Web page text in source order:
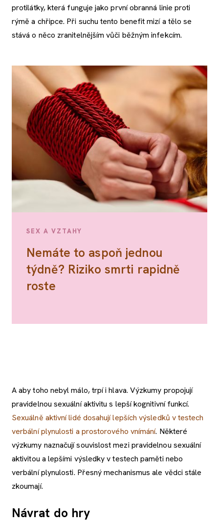
protilátky, která funguje jako první obranná linie proti
rýmě a chřipce. Při suchu tento benefit mizí a tělo se
stává o něco zranitelnějším vůči běžným infekcím.
SEX A VZTAHY
Nemáte to aspoň jednou
týdně? Riziko smrti rapidně
roste
A aby toho nebyl málo, trpí i hlava. Výzkumy propojují
pravidelnou sexuální aktivitu s lepší kognitivní funkcí.
Sexuálně aktivní lidé dosahují lepších výsledků v testech
verbální plynulosti a prostorového vnímání. Některé
výzkumy naznačují souvislost mezi pravidelnou sexuální
aktivitou a lepšími výsledky v testech paměti nebo
verbální plynulosti. Přesný mechanismus ale vědci stále
zkoumají.
Návrat do hry